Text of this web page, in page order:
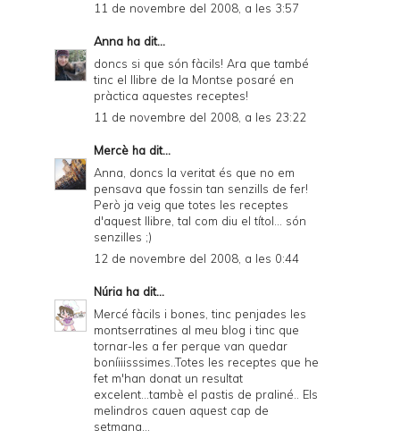
11 de novembre del 2008, a les 3:57
Anna ha dit...
doncs si que són fàcils! Ara que també
tinc el llibre de la Montse posaré en
pràctica aquestes receptes!
11 de novembre del 2008, a les 23:22
Mercè ha dit...
Anna, doncs la veritat és que no em
pensava que fossin tan senzills de fer!
Però ja veig que totes les receptes
d'aquest llibre, tal com diu el títol... són
senzilles ;)
12 de novembre del 2008, a les 0:44
Núria ha dit...
Mercé fàcils i bones, tinc penjades les
montserratines al meu blog i tinc que
tornar-les a fer perque van quedar
boníiiisssimes..Totes les receptes que he
fet m'han donat un resultat
excelent...tambè el pastis de praliné.. Els
melindros cauen aquest cap de
setmana...